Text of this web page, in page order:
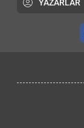
YAZARLAR